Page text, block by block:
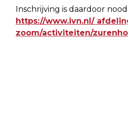
Inschrijving is daardoor
https://www.ivn.nl/
zoom/activiteiten/